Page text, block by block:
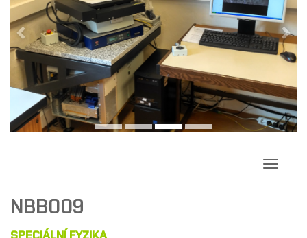
NBB009
SPECIÁLNÍ FYZIKA